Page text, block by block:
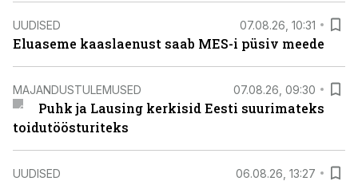
UUDISED 07.08.26, 10:31
Eluaseme kaaslaenust saab MES-i püsiv meede
MAJANDUSTULEMUSED 07.08.26, 09:30
Puhk ja Lausing kerkisid Eesti suurimateks
toidutöösturiteks
UUDISED 06.08.26, 13:27